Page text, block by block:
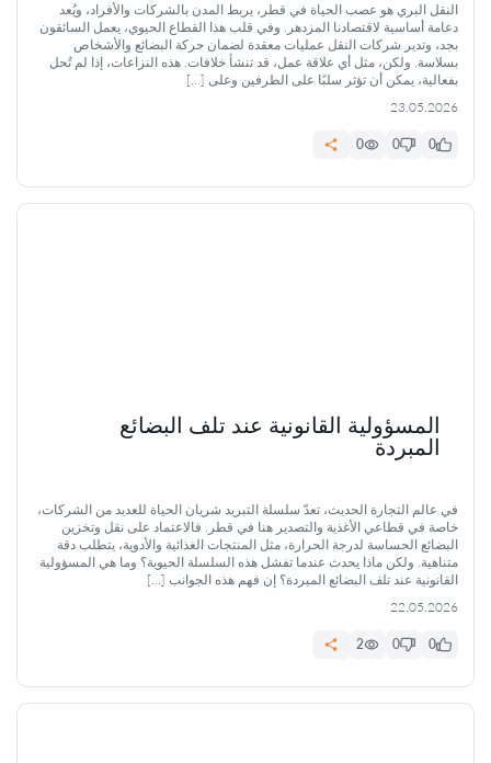
النقل البري هو عصب الحياة في قطر، يربط المدن بالشركات والأفراد، ويُعد
دعامة أساسية لاقتصادنا المزدهر. وفي قلب هذا القطاع الحيوي، يعمل السائقون
بجد، وتدير شركات النقل عمليات معقدة لضمان حركة البضائع والأشخاص
بسلاسة. ولكن، مثل أي علاقة عمل، قد تنشأ خلافات. هذه النزاعات، إذا لم تُحل
بفعالية، يمكن أن تؤثر سلبًا على الطرفين وعلى […]
23.05.2026
0
0
0
المسؤولية القانونية عند تلف البضائع
المبردة
في عالم التجارة الحديث، تعدّ سلسلة التبريد شريان الحياة للعديد من الشركات،
خاصة في قطاعي الأغذية والتصدير هنا في قطر. فالاعتماد على نقل وتخزين
البضائع الحساسة لدرجة الحرارة، مثل المنتجات الغذائية والأدوية، يتطلب دقة
متناهية. ولكن ماذا يحدث عندما تفشل هذه السلسلة الحيوية؟ وما هي المسؤولية
القانونية عند تلف البضائع المبردة؟ إن فهم هذه الجوانب […]
22.05.2026
0
0
2